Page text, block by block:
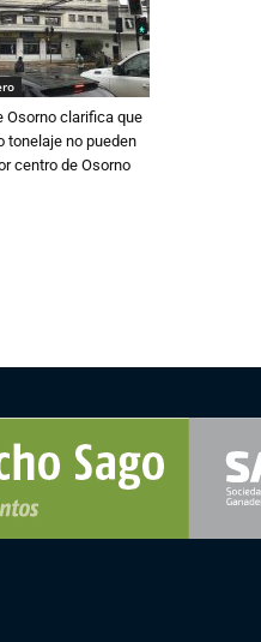
Osorno clarifica que
tonelaje no pueden
centro de Osorno